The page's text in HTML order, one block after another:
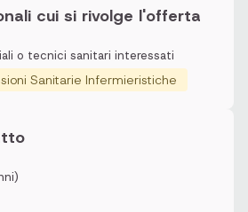
cui si rivolge l'offerta
o tecnici sanitari interessati
Sanitarie Infermieristiche